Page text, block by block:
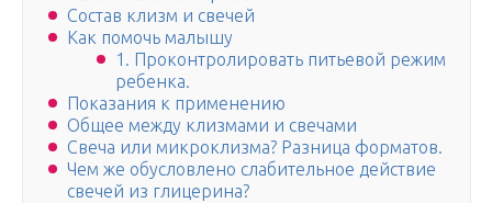
Состав клизм и свечей
Как помочь малышу
1. Проконтролировать питьевой режим
ребенка.
Показания к применению
Общее между клизмами и свечами
Свеча или микроклизма? Разница форматов.
Чем же обусловлено слабительное действие
свечей из глицерина?